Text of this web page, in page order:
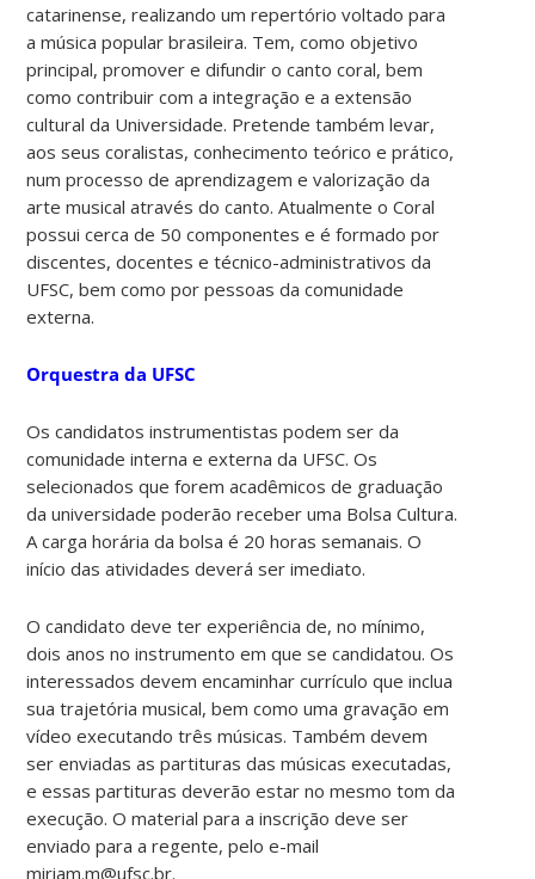
catarinense, realizando um repertório voltado para
a música popular brasileira. Tem, como objetivo
principal, promover e difundir o canto coral, bem
como contribuir com a integração e a extensão
cultural da Universidade. Pretende também levar,
aos seus coralistas, conhecimento teórico e prático,
num processo de aprendizagem e valorização da
arte musical através do canto. Atualmente o Coral
possui cerca de 50 componentes e é formado por
discentes, docentes e técnico-administrativos da
UFSC, bem como por pessoas da comunidade
externa.
Orquestra da UFSC
Os candidatos instrumentistas podem ser da
comunidade interna e externa da UFSC. Os
selecionados que forem acadêmicos de graduação
da universidade poderão receber uma Bolsa Cultura.
A carga horária da bolsa é 20 horas semanais. O
início das atividades deverá ser imediato.
O candidato deve ter experiência de, no mínimo,
dois anos no instrumento em que se candidatou. Os
interessados devem encaminhar currículo que inclua
sua trajetória musical, bem como uma gravação em
vídeo executando três músicas. Também devem
ser enviadas as partituras das músicas executadas,
e essas partituras deverão estar no mesmo tom da
execução. O material para a inscrição deve ser
enviado para a regente, pelo e-mail
miriam.m@ufsc.br.